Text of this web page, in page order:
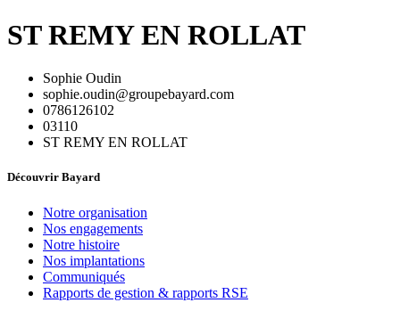
ST REMY EN ROLLAT
Sophie Oudin
sophie.oudin@groupebayard.com
0786126102
03110
ST REMY EN ROLLAT
Découvrir Bayard
Notre organisation
Nos engagements
Notre histoire
Nos implantations
Communiqués
Rapports de gestion & rapports RSE